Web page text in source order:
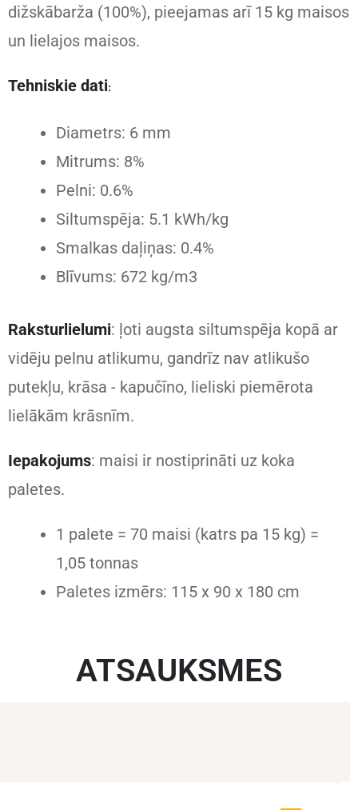
dižskābarža (100%), pieejamas arī 15 kg maisos
un lielajos maisos.
Tehniskie dati:
Diametrs: 6 mm
Mitrums: 8%
Pelni: 0.6%
Siltumspēja: 5.1 kWh/kg
Smalkas daļiņas: 0.4%
Blīvums: 672 kg/m3
Raksturlielumi: ļoti augsta siltumspēja kopā ar
vidēju pelnu atlikumu, gandrīz nav atlikušo
putekļu, krāsa - kapučīno, lieliski piemērota
lielākām krāsnīm.
Iepakojums: maisi ir nostiprināti uz koka
paletes.
1 palete = 70 maisi (katrs pa 15 kg) =
1,05 tonnas
Paletes izmērs: 115 x 90 x 180 cm
ATSAUKSMES